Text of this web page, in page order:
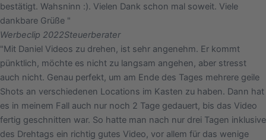
bestätigt. Wahsninn :). Vielen Dank schon mal soweit. Viele
dankbare Grüße "
Werbeclip 2022Steuerberater
"Mit Daniel Videos zu drehen, ist sehr angenehm. Er kommt
pünktlich, möchte es nicht zu langsam angehen, aber stresst
auch nicht. Genau perfekt, um am Ende des Tages mehrere geile
Shots an verschiedenen Locations im Kasten zu haben. Dann hat
es in meinem Fall auch nur noch 2 Tage gedauert, bis das Video
fertig geschnitten war. So hatte man nach nur drei Tagen inklusive
des Drehtags ein richtig gutes Video, vor allem für das wenige